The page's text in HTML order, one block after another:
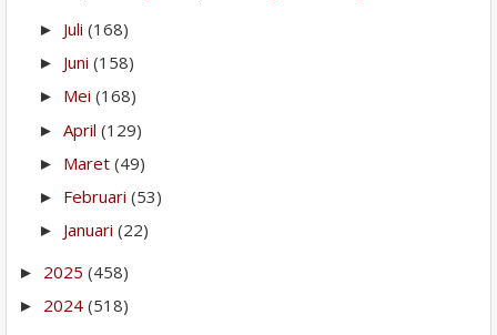
► Juli (168)
► Juni (158)
► Mei (168)
► April (129)
► Maret (49)
► Februari (53)
► Januari (22)
► 2025 (458)
► 2024 (518)